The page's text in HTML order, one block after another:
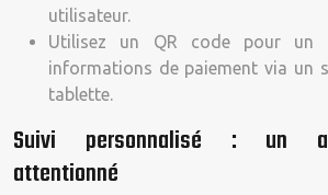
utilisateur.
Utilisez un QR code pour un
informations de paiement via un
tablette.
Suivi personnalisé : un
attentionné